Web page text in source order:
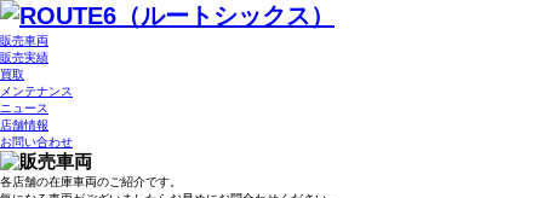
販売車両
販売実績
買取
メンテナンス
ニュース
店舗情報
お問い合わせ
各店舗の在庫車両のご紹介です。